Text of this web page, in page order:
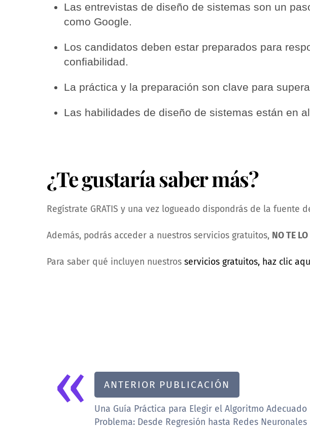
Las entrevistas de diseño de sistemas son un
como Google.
Los candidatos deben estar preparados para
confiabilidad.
La práctica y la preparación son clave para
Las habilidades de diseño de sistemas están en
¿Te gustaría saber más?
Regístrate GRATIS y una vez logueado dispondrás de la fuente
Además, podrás acceder a nuestros servicios gratuitos, NO TE
Para saber qué incluyen nuestros servicios gratuitos, haz clic
« ANTERIOR PUBLICACIÓN
Una Guía Práctica para Elegir el Algoritmo Adecuado
Problema: Desde Regresión hasta Redes Neuronales